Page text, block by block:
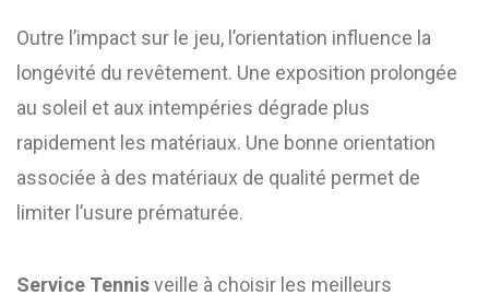
Outre l’impact sur le jeu, l’orientation influence la
longévité du revêtement. Une exposition prolongée
au soleil et aux intempéries dégrade plus
rapidement les matériaux. Une bonne orientation
associée à des matériaux de qualité permet de
limiter l’usure prématurée.
Service Tennisveille à choisir les meilleurs